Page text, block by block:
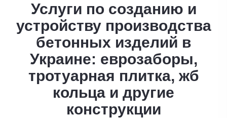
Услуги по созданию и
устройству производства
бетонных изделий в
Украине: еврозаборы,
тротуарная плитка, жб
кольца и другие
конструкции